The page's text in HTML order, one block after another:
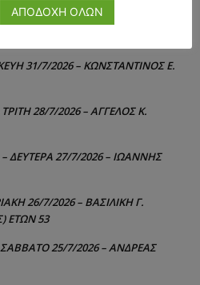
31/7/2026 – ΚΩΝΣΤΑΝΤΙΝΟΣ Ε.
31/7/2026 – ΚΩΝΣΤΑΝΤΙΝΟΣ Ε.
28/7/2026 – ΑΓΓΕΛΟΣ Κ.
ΔΕΥΤΕΡΑ 27/7/2026 – ΙΩΑΝΝΗΣ
26/7/2026 – ΒΑΣΙΛΙΚΗ Γ.
ΕΤΩΝ 53
ΣΑΒΒΑΤΟ 25/7/2026 – ΑΝΔΡΕΑΣ
ΑΠΟΔΟΧΗ ΟΛΩΝ